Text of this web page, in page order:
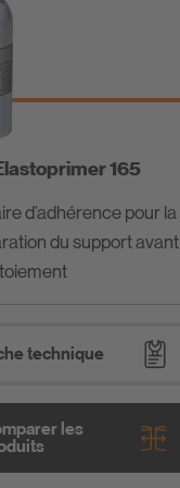
165
d’adhérence pour la
du support avant
technique
les